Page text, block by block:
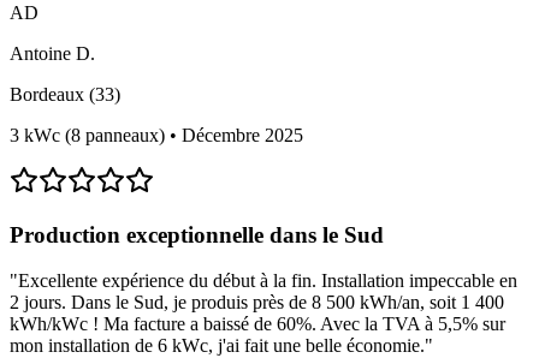
AD
Antoine D.
Bordeaux (33)
3 kWc (8 panneaux) • Décembre 2025
Production exceptionnelle dans le Sud
"Excellente expérience du début à la fin. Installation impeccable en
2 jours. Dans le Sud, je produis près de 8 500 kWh/an, soit 1 400
kWh/kWc ! Ma facture a baissé de 60%. Avec la TVA à 5,5% sur
mon installation de 6 kWc, j'ai fait une belle économie."